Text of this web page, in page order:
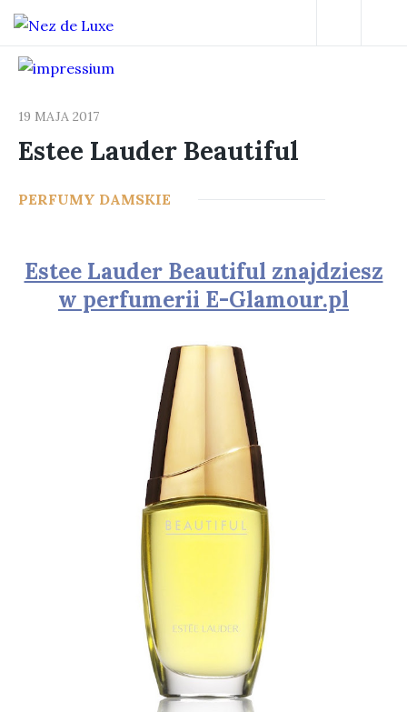
19 MAJA 2017
Estee Lauder Beautiful
PERFUMY DAMSKIE
Estee Lauder Beautiful znajdziesz
w perfumerii E-Glamour.pl